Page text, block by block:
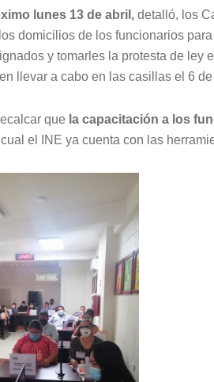
lunes 13 de abril, detalló, los
domicilios de los funcionarios
y tomarles la protesta de ley
llevar a cabo en las casillas el 6
que la capacitación a los
el INE ya cuenta con las